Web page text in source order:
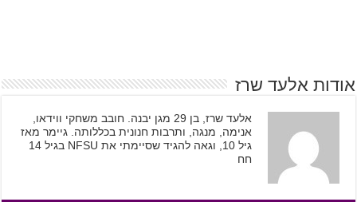
אודות אלעד שרז
אלעד שרז, בן 29 מגן יבנה. חובב משחקי ווידאו,
אנימה, מנגה, ותרבות חנונית בכללותה. גיימר מאז
גיל 10, וגאה להגיד שסיימתי את NFSU בגיל 14
חח